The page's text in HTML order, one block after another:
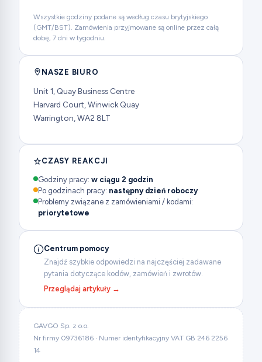
Wszystkie godziny podane są według czasu brytyjskiego
(GMT/BST). Zamówienia przyjmowane są online przez całą
dobę, 7 dni w tygodniu.
NASZE BIURO
Unit 1, Quay Business Centre
Harvard Court, Winwick Quay
Warrington, WA2 8LT
CZASY REAKCJI
Godziny pracy: w ciągu 2 godzin
Po godzinach pracy: następny dzień roboczy
Problemy związane z zamówieniami / kodami:
priorytetowe
Centrum pomocy
Znajdź szybkie odpowiedzi na najczęściej zadawane
pytania dotyczące kodów, zamówień i zwrotów.
Przeglądaj artykuły →
GAVGO Sp. z o.o.
Nr firmy 09736186 · Numer identyfikacyjny VAT GB 246 2256
14